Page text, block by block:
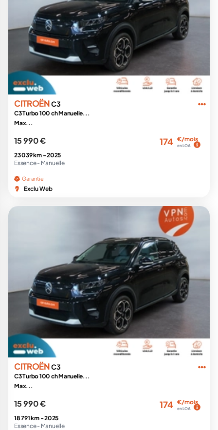
CITROËNC3
C3 Turbo 100 ch Manuelle...
Max...
15 990 € 174 €/mois
en LOA
23 039 km -2025
Essence - Manuelle
Garantie
Exclu Web
CITROËNC3
C3 Turbo 100 ch Manuelle...
Max...
15 990 € 174 €/mois
en LOA
18 791 km -2025
Essence - Manuelle